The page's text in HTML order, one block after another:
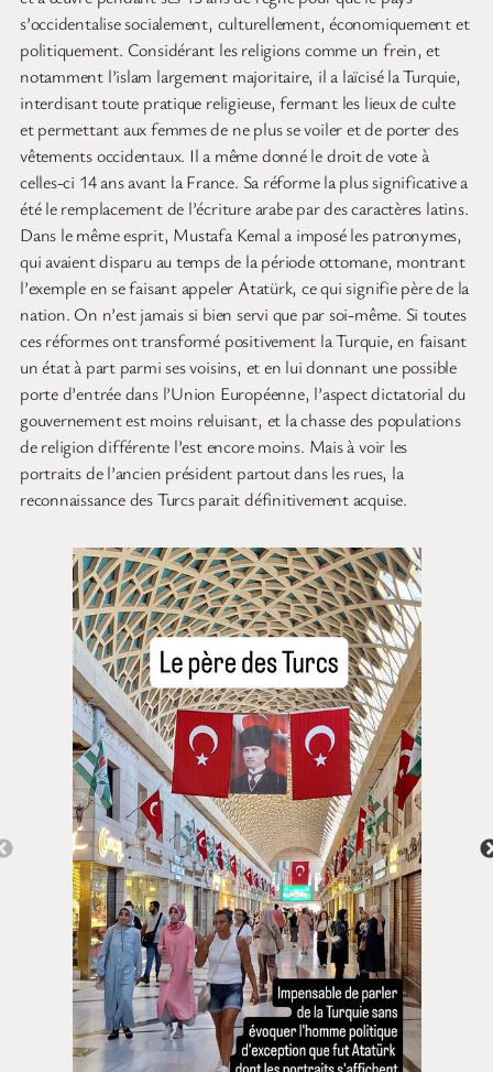
s’occidentalise socialement, culturellement, économiquement et
politiquement. Considérant les religions comme un frein, et
notamment l’islam largement majoritaire, il a laïcisé la Turquie,
interdisant toute pratique religieuse, fermant les lieux de culte
et permettant aux femmes de ne plus se voiler et de porter des
vêtements occidentaux. Il a même donné le droit de vote à
celles-ci 14 ans avant la France. Sa réforme la plus significative a
été le remplacement de l’écriture arabe par des caractères latins.
Dans le même esprit, Mustafa Kemal a imposé les patronymes,
qui avaient disparu au temps de la période ottomane, montrant
l’exemple en se faisant appeler Atatürk, ce qui signifie père de la
nation. On n’est jamais si bien servi que par soi-même. Si toutes
ces réformes ont transformé positivement la Turquie, en faisant
un état à part parmi ses voisins, et en lui donnant une possible
porte d’entrée dans l’Union Européenne, l’aspect dictatorial du
gouvernement est moins reluisant, et la chasse des populations
de religion différente l’est encore moins. Mais à voir les
portraits de l’ancien président partout dans les rues, la
reconnaissance des Turcs parait définitivement acquise.